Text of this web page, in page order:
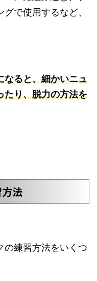
で使用するなど、
なると、細かいニュ
たり、脱力の方法を
法
の練習方法をいくつ